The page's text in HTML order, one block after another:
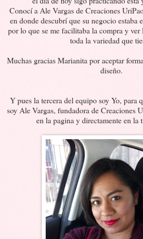
Conocí a Ale Vargas de Creaciones
en donde descubrí que su negocio estaba
por lo que se me facilitaba la compra y
toda la variedad que
Muchas gracias Marianita por aceptar
diseño.
Y pues la tercera del equipo soy Yo, para
soy Ale Vargas, fundadora de Creaciones
en la pagina y directamente en la